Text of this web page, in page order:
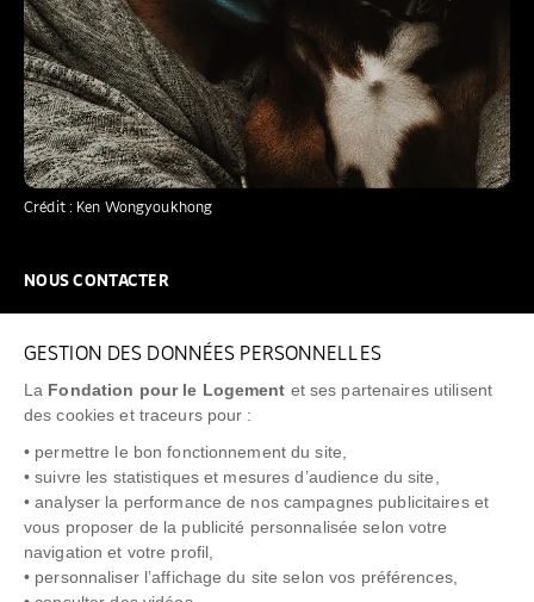
GESTION DES DONNÉES PERSONNELLES
La Fondation pour le Logement et ses partenaires utilisent
des cookies et traceurs pour :
• permettre le bon fonctionnement du site,
• suivre les statistiques et mesures d’audience du site,
• analyser la performance de nos campagnes publicitaires et
vous proposer de la publicité personnalisée selon votre
navigation et votre profil,
• personnaliser l’affichage du site selon vos préférences,
Crédit : Ken Wongyoukhong
NOUS CONTACTER
FAQ
NEWSLETTER
"Allô Prévention Expulsion" 0805 299 049